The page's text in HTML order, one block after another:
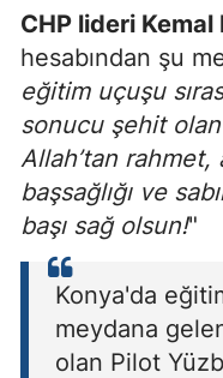
CHP lideri Kemal
hesabından şu
eğitim uçuşu
sonucu şehit olan
Allah’tan rahmet,
başsağlığı ve
başı sağ olsun!"
Konya'da
meydana
olan Pilot